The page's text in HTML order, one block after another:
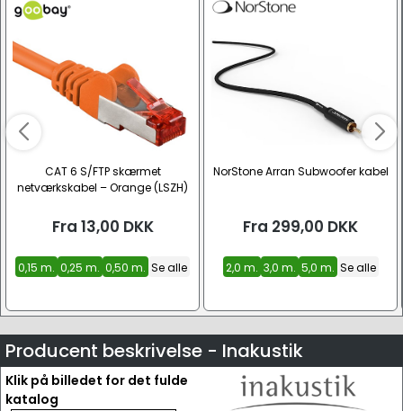
CAT 6 S/FTP skærmet
netværkskabel – Orange (LSZH)
Fra 13,00 DKK
0,15 m. 0,25 m. 0,50 m. Se alle
NorStone Arran Subwoofer kabel
Fra 299,00 DKK
2,0 m. 3,0 m. 5,0 m. Se alle
Producent beskrivelse - Inakustik
Klik på billedet for det fulde
katalog